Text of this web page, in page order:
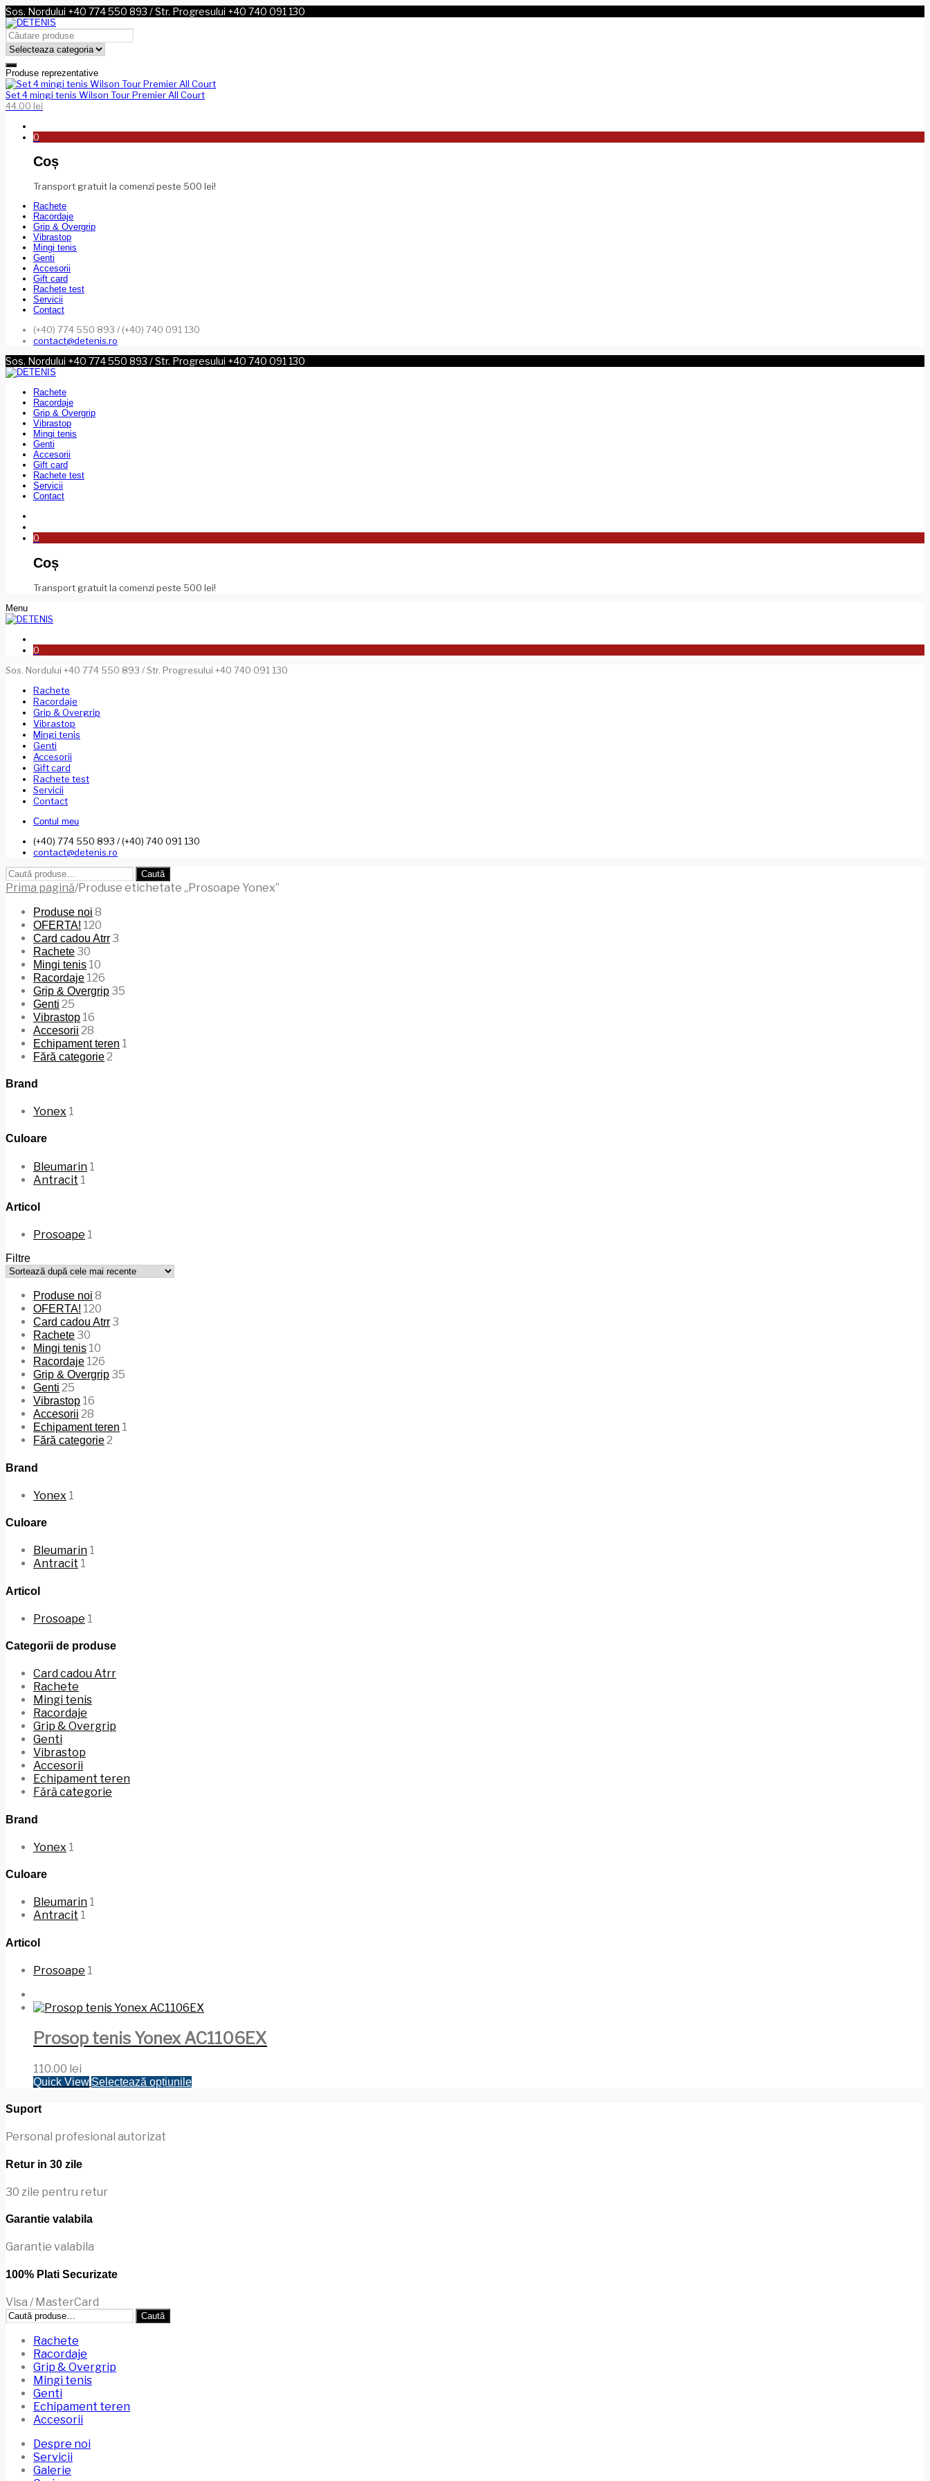
Sos. Nordului +40 774 550 893 / Str. Progresului +40 740 091 130
Produse reprezentative
Set 4 mingi tenis Wilson Tour Premier All Court
44.00 lei
0
Coș
Transport gratuit la comenzi peste 500 lei!
Rachete
Racordaje
Grip & Overgrip
Vibrastop
Mingi tenis
Genti
Accesorii
Gift card
Rachete test
Servicii
Contact
(+40) 774 550 893 / (+40) 740 091 130
contact@detenis.ro
Sos. Nordului +40 774 550 893 / Str. Progresului +40 740 091 130
Rachete
Racordaje
Grip & Overgrip
Vibrastop
Mingi tenis
Genti
Accesorii
Gift card
Rachete test
Servicii
Contact
0
Coș
Transport gratuit la comenzi peste 500 lei!
Menu
0
Sos. Nordului +40 774 550 893 / Str. Progresului +40 740 091 130
Rachete
Racordaje
Grip & Overgrip
Vibrastop
Mingi tenis
Genti
Accesorii
Gift card
Rachete test
Servicii
Contact
Contul meu
(+40) 774 550 893 / (+40) 740 091 130
contact@detenis.ro
Caută
după:
Caută
Prima pagină/Produse etichetate „Prosoape Yonex”
Produse noi 8
OFERTA! 120
Card cadou Atrr3
Rachete30
Mingi tenis 10
Racordaje 126
Grip & Overgrip35
Genti 25
Vibrastop 16
Accesorii 28
Echipament teren 1
Fără categorie2
Brand
Yonex 1
Culoare
Bleumarin 1
Antracit 1
Articol
Prosoape 1
Filtre
Produse noi 8
OFERTA! 120
Card cadou Atrr3
Rachete30
Mingi tenis 10
Racordaje 126
Grip & Overgrip35
Genti 25
Vibrastop 16
Accesorii 28
Echipament teren 1
Fără categorie2
Brand
Yonex 1
Culoare
Bleumarin 1
Antracit 1
Articol
Prosoape 1
Categorii de produse
Card cadou Atrr
Rachete
Mingi tenis
Racordaje
Grip & Overgrip
Genti
Vibrastop
Accesorii
Echipament teren
Fără categorie
Brand
Yonex 1
Culoare
Bleumarin 1
Antracit 1
Articol
Prosoape 1
Prosop tenis Yonex AC1106EX
110.00 lei
Quick View Selectează opțiunileAcest
Suport
Personal profesional autorizat
Retur in 30 zile
30 zile pentru retur
Garantie valabila
Garantie valabila
100% Plati Securizate
Visa / MasterCard
Caută
după:
Caută
Rachete
Racordaje
Grip & Overgrip
Mingi tenis
Genti
Echipament teren
Accesorii
Despre noi
Servicii
Galerie